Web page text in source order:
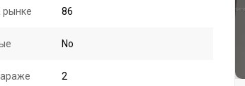
рынке 86
No
2